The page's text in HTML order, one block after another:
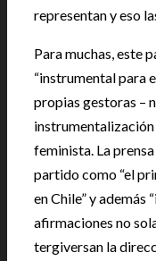
representan y eso
Para muchas, este
“instrumental para
propias gestoras –
feminista. La
partido como “el
en Chile” y además
afirmaciones no
tergiversan la